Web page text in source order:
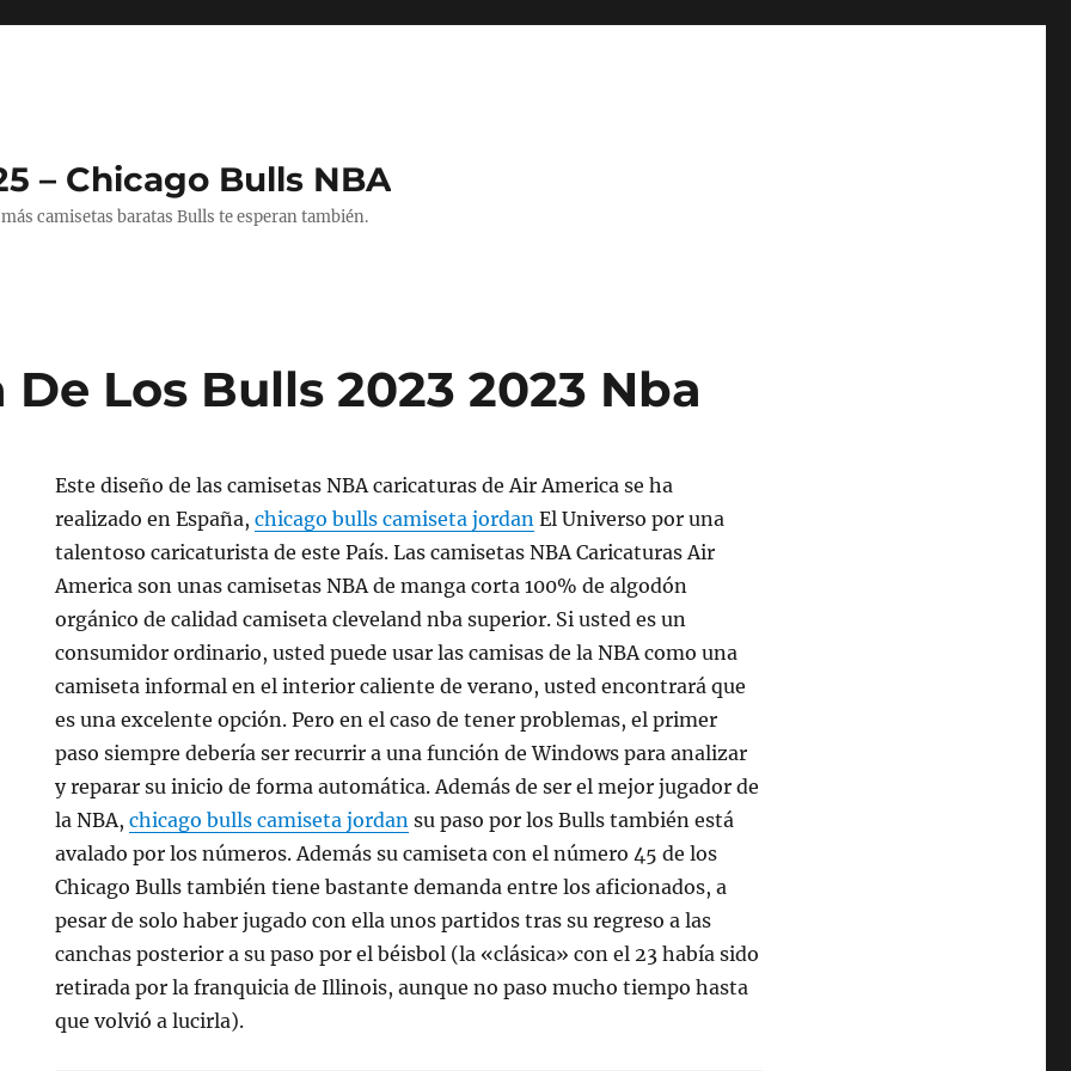
– Chicago Bulls NBA
camisetas baratas Bulls te esperan también.
Los Bulls 2023 2023 Nba
Este diseño de las camisetas NBA caricaturas de Air America se ha
realizado en España,chicago bulls camiseta jordan El Universo por una
talentoso caricaturista de este País. Las camisetas NBA Caricaturas Air
America son unas camisetas NBA de manga corta 100% de algodón
orgánico de calidad camiseta cleveland nba superior. Si usted es un
consumidor ordinario, usted puede usar las camisas de la NBA como una
camiseta informal en el interior caliente de verano, usted encontrará que
es una excelente opción. Pero en el caso de tener problemas, el primer
paso siempre debería ser recurrir a una función de Windows para analizar
y reparar su inicio de forma automática. Además de ser el mejor jugador de
la NBA,chicago bulls camiseta jordan su paso por los Bulls también está
avalado por los números. Además su camiseta con el número 45 de los
Chicago Bulls también tiene bastante demanda entre los aficionados, a
pesar de solo haber jugado con ella unos partidos tras su regreso a las
canchas posterior a su paso por el béisbol (la «clásica» con el 23 había sido
retirada por la franquicia de Illinois, aunque no paso mucho tiempo hasta
que volvió a lucirla).